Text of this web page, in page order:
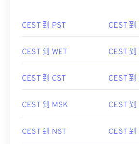
CEST 到 PST CEST 到
CEST 到 WET CEST
CEST 到 CST CEST
CEST 到 MSK CEST 到
CEST 到 NST CEST 到